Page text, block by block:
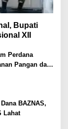
Bupati
XII
Perdana
Pangan dan
BAZNAS,
Lahat